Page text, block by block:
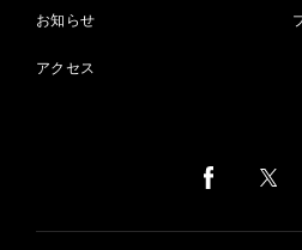
お知らせ
アクセス